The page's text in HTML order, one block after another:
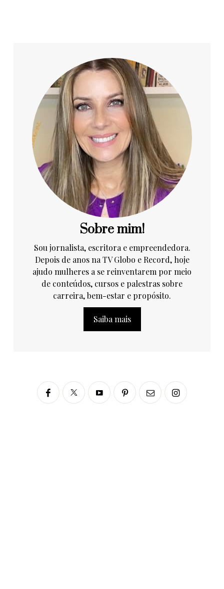
Sobre mim!
Sou jornalista, escritora e empreendedora.
Depois de anos na TV Globo e Record, hoje
ajudo mulheres a se reinventarem por meio
de conteúdos, cursos e palestras sobre
carreira, bem-estar e propósito.
Saiba mais